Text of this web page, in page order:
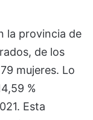
la provincia de
de los
mujeres. Lo
%
Esta